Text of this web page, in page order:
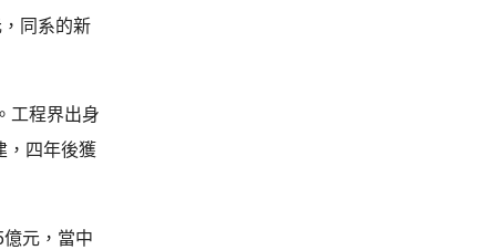
同系的新
工程界出身
，四年後獲
元，當中